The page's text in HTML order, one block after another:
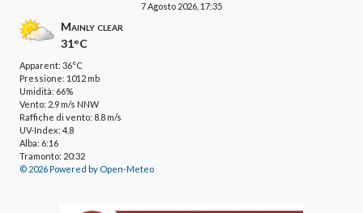
7 Agosto 2026, 17:35
Mainly clear
31°C
Apparent: 36°C
Pressione: 1012 mb
Umidità: 66%
Vento: 2.9 m/s NNW
Raffiche di vento: 8.8 m/s
UV-Index: 4.8
Alba: 6:16
Tramonto: 20:32
© 2026 Powered by Open-Meteo